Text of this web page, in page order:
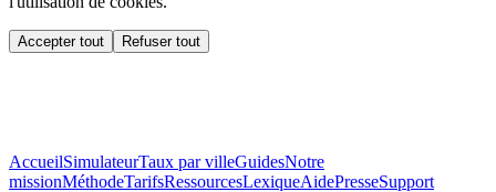
Accepter tout Refuser tout
AccueilSimulateurTaux par villeGuidesNotre
missionMéthodeTarifsRessourcesLexiqueAidePresseSupport